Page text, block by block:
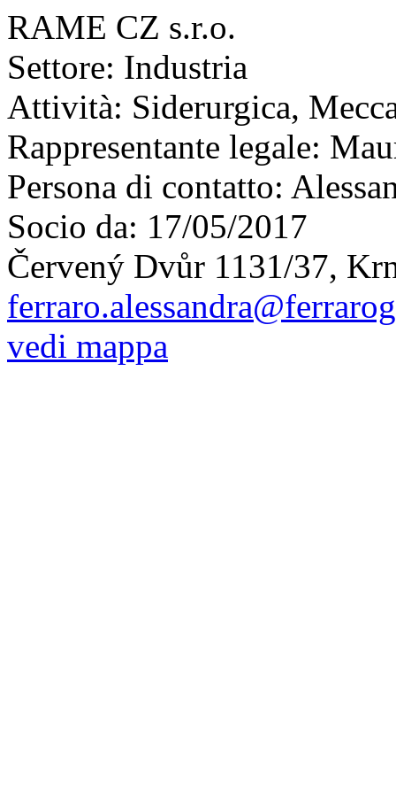
RAME CZ s.r.o.
Settore: Industria
Attività: Siderurgica,
Rappresentante legale:
Persona di contatto:
Socio da: 17/05/2017
Červený Dvůr 1131/37,
vedi mappa